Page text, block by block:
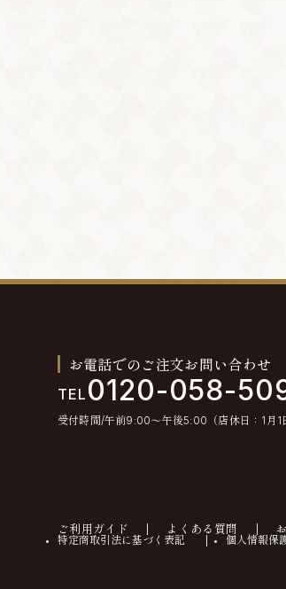
お電話でのご注文お問い合わせ
TEL 0120-058-
受付時間/午前9:00〜午後5:00（店休日：1月1
ご利用ガイド よくある質問
特定商取引法に基づく表記 個人情報保